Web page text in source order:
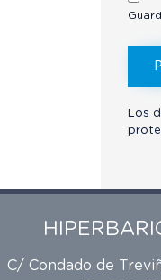
Los
C/ Condado de